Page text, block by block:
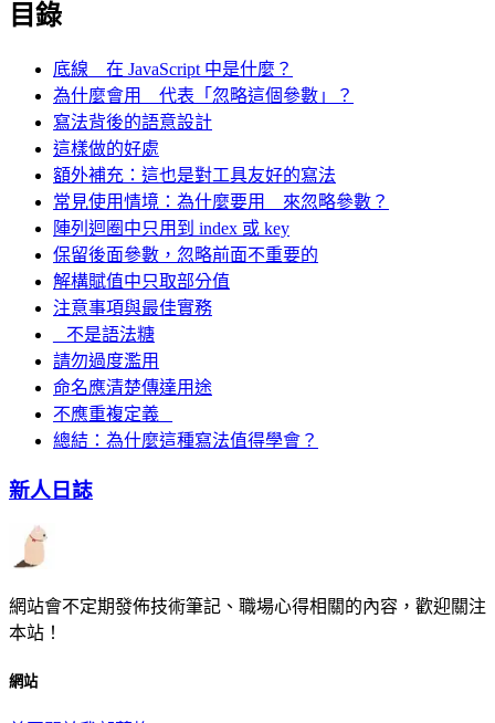
目錄
底線 _ 在 JavaScript 中是什麼？
為什麼會用 _ 代表「忽略這個參數」？
寫法背後的語意設計
這樣做的好處
額外補充：這也是對工具友好的寫法
常見使用情境：為什麼要用 _ 來忽略參數？
陣列迴圈中只用到 index 或 key
保留後面參數，忽略前面不重要的
解構賦值中只取部分值
注意事項與最佳實務
_ 不是語法糖
請勿過度濫用
命名應清楚傳達用途
不應重複定義 _
總結：為什麼這種寫法值得學會？
新人日誌
網站會不定期發佈技術筆記、職場心得相關的內容，歡迎關注
本站！
網站